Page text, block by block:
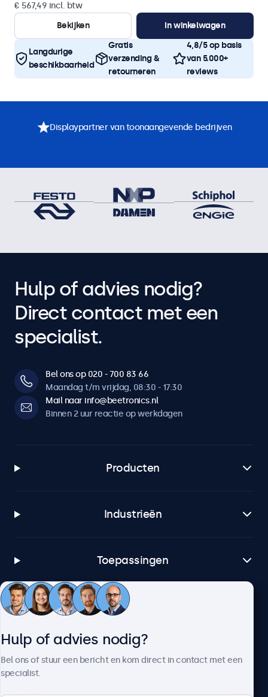
€ 567,49 incl. btw
Bekijken
In winkelwagen
Langdurige
beschikbaarheid
Gratis
verzending &
retourneren
4,8/5 op basis
van 5.000+
reviews
Displaypartner van toonaangevende bedrijven
Hulp of advies nodig?
Direct contact met een
specialist.
Bel ons op 020 - 700 83 66
Maandag t/m vrijdag, 08:30 - 17:30
Mail naar info@beetronics.nl
Binnen 2 uur reactie op werkdagen
Producten
Industrieën
Toepassingen
Klantenservice
Hulp of advies nodig?
Bel ons of stuur een bericht en kom direct in contact met een
specialist.